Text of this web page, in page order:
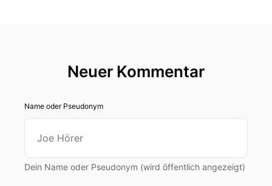
Neuer Kommentar
Name oder Pseudonym
Dein Name oder Pseudonym (wird öffentlich angezeigt)